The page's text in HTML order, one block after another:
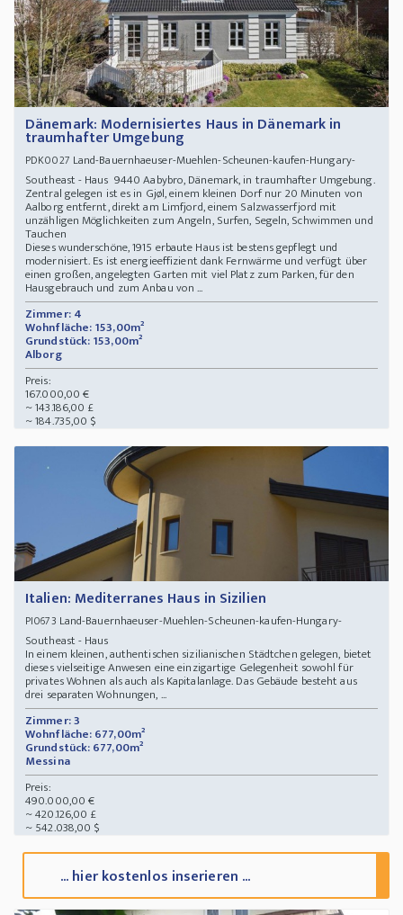
Dänemark: Modernisiertes Haus in Dänemark in
traumhafter Umgebung
PDK0027 Land-Bauernhaeuser-Muehlen-Scheunen-kaufen-Hungary-
Southeast - Haus 9440 Aabybro, Dänemark, in traumhafter Umgebung.
Zentral gelegen ist es in Gjøl, einem kleinen Dorf nur 20 Minuten von
Aalborg entfernt, direkt am Limfjord, einem Salzwasserfjord mit
unzähligen Möglichkeiten zum Angeln, Surfen, Segeln, Schwimmen und
Tauchen
Dieses wunderschöne, 1915 erbaute Haus ist bestens gepflegt und
modernisiert. Es ist energieeffizient dank Fernwärme und verfügt über
einen großen, angelegten Garten mit viel Platz zum Parken, für den
Hausgebrauch und zum Anbau von ...
Zimmer: 4
Wohnfläche: 153,00m²
Grundstück: 153,00m²
Alborg
Preis:
167.000,00 €
~ 143.186,00 £
~ 184.735,00 $
Italien: Mediterranes Haus in Sizilien
PI0673 Land-Bauernhaeuser-Muehlen-Scheunen-kaufen-Hungary-
Southeast - Haus
In einem kleinen, authentischen sizilianischen Städtchen gelegen, bietet
dieses vielseitige Anwesen eine einzigartige Gelegenheit sowohl für
privates Wohnen als auch als Kapitalanlage. Das Gebäude besteht aus
drei separaten Wohnungen, ...
Zimmer: 3
Wohnfläche: 677,00m²
Grundstück: 677,00m²
Messina
Preis:
490.000,00 €
~ 420.126,00 £
~ 542.038,00 $
... hier kostenlos inserieren ...